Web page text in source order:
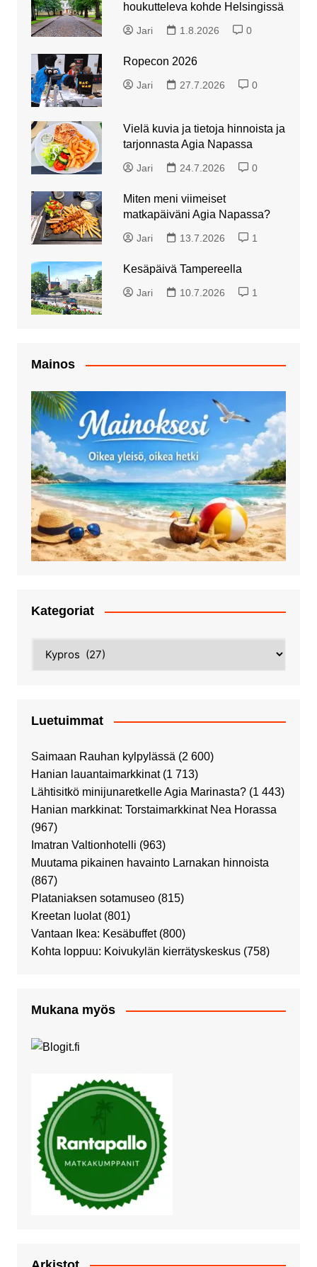
houkutteleva kohde Helsingissä
Jari 1.8.2026 0
Ropecon 2026
Jari 27.7.2026 0
Vielä kuvia ja tietoja hinnoista ja
tarjonnasta Agia Napassa
Jari 24.7.2026 0
Miten meni viimeiset
matkapäiväni Agia Napassa?
Jari 13.7.2026 1
Kesäpäivä Tampereella
Jari 10.7.2026 1
Mainos
Kategoriat
Luetuimmat
Saimaan Rauhan kylpylässä (2 600)
Hanian lauantaimarkkinat (1 713)
Lähtisitkö minijunaretkelle Agia Marinasta? (1 443)
Hanian markkinat: Torstaimarkkinat Nea Horassa
(967)
Imatran Valtionhotelli (963)
Muutama pikainen havainto Larnakan hinnoista
(867)
Plataniaksen sotamuseo (815)
Kreetan luolat (801)
Vantaan Ikea: Kesäbuffet (800)
Kohta loppuu: Koivukylän kierrätyskeskus (758)
Mukana myös